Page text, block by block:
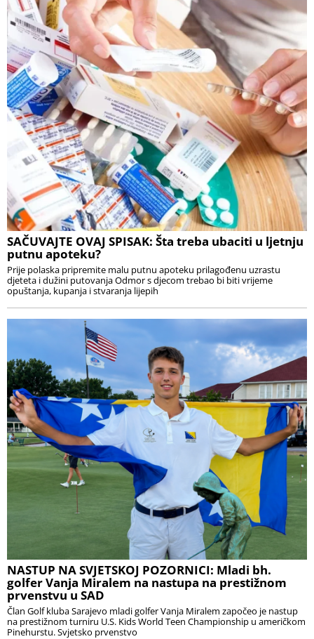
SAČUVAJTE OVAJ SPISAK: Šta treba ubaciti u ljetnju
putnu apoteku?
Prije polaska pripremite malu putnu apoteku prilagođenu uzrastu
djeteta i dužini putovanja Odmor s djecom trebao bi biti vrijeme
opuštanja, kupanja i stvaranja lijepih
NASTUP NA SVJETSKOJ POZORNICI: Mladi bh.
golfer Vanja Miralem na nastupa na prestižnom
prvenstvu u SAD
Član Golf kluba Sarajevo mladi golfer Vanja Miralem započeo je nastup
na prestižnom turniru U.S. Kids World Teen Championship u američkom
Pinehurstu. Svjetsko prvenstvo